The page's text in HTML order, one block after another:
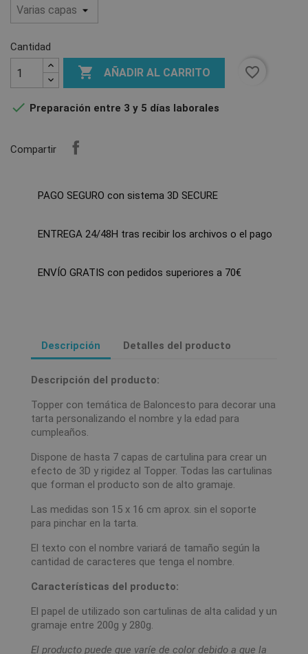
Cantidad
 AÑADIR AL CARRITO favorite_border
 Preparación entre 3 y 5 días laborales
Compartir
PAGO SEGURO con sistema 3D SECURE
ENTREGA 24/48H tras recibir los archivos o el pago
ENVÍO GRATIS con pedidos superiores a 70€
Descripción Detalles del producto
Descripción del producto:
Topper con temática de Baloncesto para decorar una
tarta personalizando el nombre y la edad para
cumpleaños.
Dispone de hasta 7 capas de cartulina para crear un
efecto de 3D y rigidez al Topper. Todas las cartulinas
que forman el producto son de alto gramaje.
Las medidas son 15 x 16 cm aprox. sin el soporte
para pinchar en la tarta.
El texto con el nombre variará de tamaño según la
cantidad de caracteres que tenga el nombre.
Características del producto:
El papel de utilizado son cartulinas de alta calidad y un
gramaje entre 200g y 280g.
El producto puede que varíe de color debido a que la